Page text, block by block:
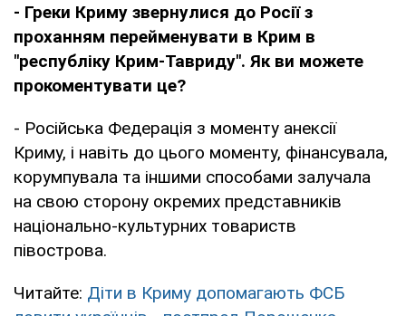
- Греки Криму звернулися до Росії з
проханням перейменувати в Крим в
"республіку Крим-Тавриду". Як ви можете
прокоментувати це?
- Російська Федерація з моменту анексії
Криму, і навіть до цього моменту, фінансувала,
корумпувала та іншими способами залучала
на свою сторону окремих представників
національно-культурних товариств
півострова.
Читайте: Діти в Криму допомагають ФСБ